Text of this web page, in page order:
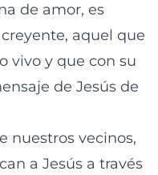
de amor, es
aquel que
vivo y que con su
de Jesús de
nuestros vecinos,
a Jesús a través